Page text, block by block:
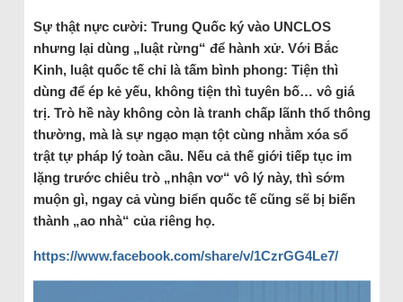
Sự thật nực cười: Trung Quốc ký vào UNCLOS
nhưng lại dùng „luật rừng“ để hành xử. Với Bắc
Kinh, luật quốc tế chỉ là tấm bình phong: Tiện thì
dùng để ép kẻ yếu, không tiện thì tuyên bố… vô giá
trị. Trò hề này không còn là tranh chấp lãnh thổ thông
thường, mà là sự ngạo mạn tột cùng nhằm xóa sổ
trật tự pháp lý toàn cầu. Nếu cả thế giới tiếp tục im
lặng trước chiêu trò „nhận vơ“ vô lý này, thì sớm
muộn gì, ngay cả vùng biển quốc tế cũng sẽ bị biến
thành „ao nhà“ của riêng họ.
https://www.facebook.com/share/v/1CzrGG4Le7/